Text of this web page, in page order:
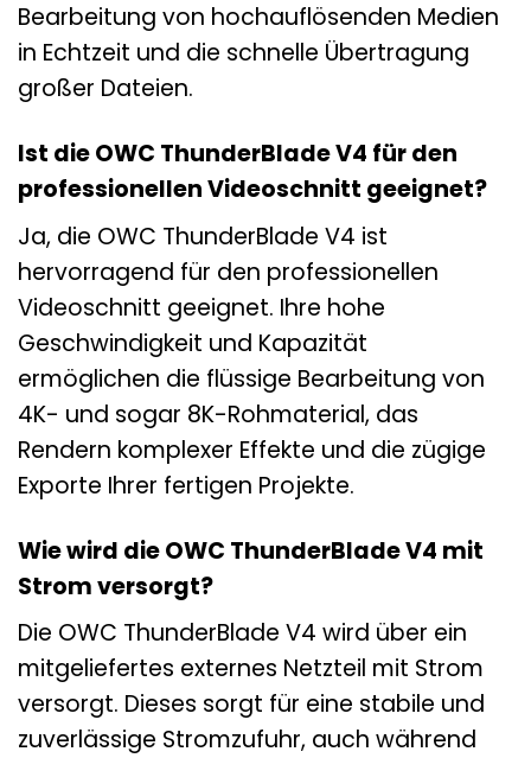
Bearbeitung von hochauflösenden Medien
in Echtzeit und die schnelle Übertragung
großer Dateien.
Ist die OWC ThunderBlade V4 für den
professionellen Videoschnitt geeignet?
Ja, die OWC ThunderBlade V4 ist
hervorragend für den professionellen
Videoschnitt geeignet. Ihre hohe
Geschwindigkeit und Kapazität
ermöglichen die flüssige Bearbeitung von
4K- und sogar 8K-Rohmaterial, das
Rendern komplexer Effekte und die zügige
Exporte Ihrer fertigen Projekte.
Wie wird die OWC ThunderBlade V4 mit
Strom versorgt?
Die OWC ThunderBlade V4 wird über ein
mitgeliefertes externes Netzteil mit Strom
versorgt. Dieses sorgt für eine stabile und
zuverlässige Stromzufuhr, auch während